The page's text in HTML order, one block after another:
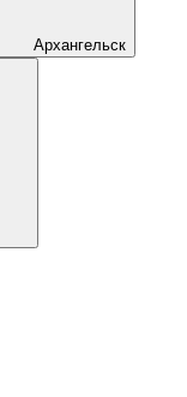
Архангельск